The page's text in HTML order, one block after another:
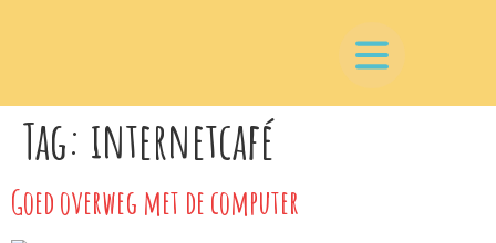
Tag: internetcafé
Goed overweg met de computer